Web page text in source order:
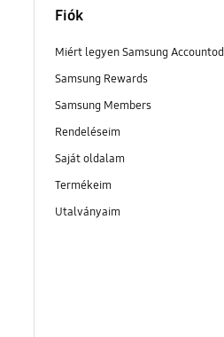
Fiók
Miért legyen Samsung Accountod
Samsung Rewards
Samsung Members
Rendeléseim
Saját oldalam
Termékeim
Utalványaim